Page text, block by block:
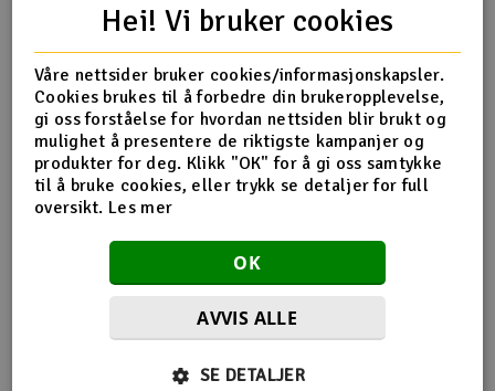
Raketter
Smarthjem, lek & hobby
Solenergi
Sparkesykler & elkjøretøy
Verktøy, utstyr & tilbehør
Produktinformasjon
JW820504 Flex Shaft set for Mad Shark
Flere detaljer
Produktet er
Reservedeler Joysway båter
Hei! Vi bruker cookies
Våre nettsider bruker cookies/informasjonskapsler.
Cookies brukes til å forbedre din brukeropplevelse,
gi oss forståelse for hvordan nettsiden blir brukt og
mulighet å presentere de riktigste kampanjer og
produkter for deg. Klikk "OK" for å gi oss samtykke
til å bruke cookies, eller trykk se detaljer for full
oversikt. Les mer
OK
AVVIS ALLE
SE DETALJER